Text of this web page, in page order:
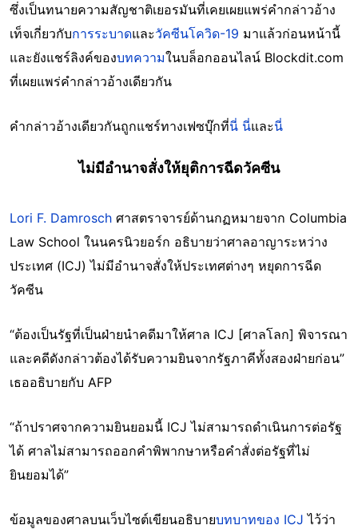
ซึ่งเป็นทนายความสัญชาติเยอรมันที่เคยเผยแพร่คำกล่าวอ้าง
เท็จเกี่ยวกับการระบาดและวัคซีนโควิด-19 มาแล้วก่อนหน้านี้
และยังแชร์ลิงค์ของบทความในบล็อกออนไลน์ Blockdit.com
ที่เผยแพร่คำกล่าวอ้างเดียวกัน
คำกล่าวอ้างเดียวกันถูกแชร์ทางเฟซบุ๊กที่นี่ นี่และนี่
ไม่มีอำนาจสั่งให้ยุติการฉีดวัคซีน
Lori F. Damrosch ศาสตราจารย์ด้านกฏหมายจาก Columbia
Law School ในนครนิวยอร์ก อธิบายว่าศาลอาญาระหว่าง
ประเทศ (ICJ) ไม่มีอำนาจสั่งให้ประเทศต่างๆ หยุดการฉีด
วัคซีน
“ต้องเป็นรัฐที่เป็นฝ่ายนำคดีมาให้ศาล ICJ [ศาลโลก] พิจารณา
และคดีดังกล่าวต้องได้รับความยินจากรัฐภาคีทั้งสองฝ่ายก่อน”
เธออธิบายกับ AFP
“ถ้าปราศจากความยินยอมนี้ ICJ ไม่สามารถดำเนินการต่อรัฐ
ได้ ศาลไม่สามารถออกคำพิพากษาหรือคำสั่งต่อรัฐที่ไม่
ยินยอมได้”
ข้อมูลของศาลบนเว็บไซต์เขียนอธิบายบทบาทของ ICJไว้ว่า